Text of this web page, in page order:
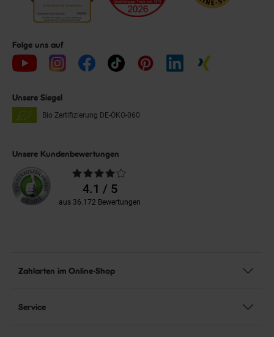
Folge uns auf
Unsere Siegel
Bio Zertifizierung DE-ÖKO-060
Unsere Kundenbewertungen
Durchschnittliche
Bewertungen4.1 / 5
aus 36.172 Bewertungen
Zahlarten im Online-Shop
Service